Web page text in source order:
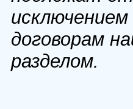
договорам
разделом.